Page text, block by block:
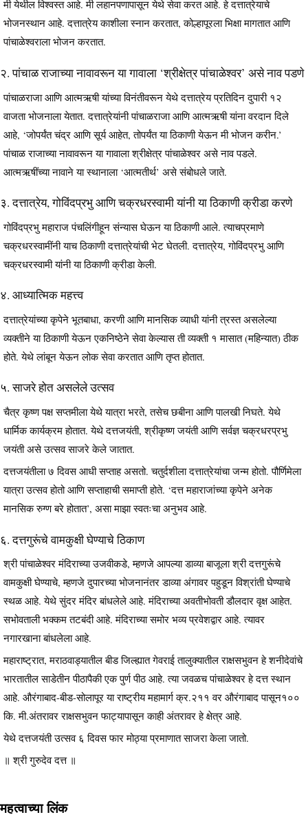
मी येथील विश्‍वस्त आहे. मी लहानपणापासून येथे सेवा करत आहे. हे दत्तात्रेयाचे
भोजनस्थान आहे. दत्तात्रेय काशीला स्नान करतात, कोल्हापूरला भिक्षा मागतात आणि
पांचाळेश्‍वराला भोजन करतात.
२. पांचाळ राजाच्या नावावरून या गावाला ‘श्रीक्षेत्र पांचाळेश्‍वर’ असे नाव पडणे
पांचाळराजा आणि आत्मऋषी यांच्या विनंतीवरून येथे दत्तात्रेय प्रतिदिन दुपारी १२
वाजता भोजनाला येतात. दत्तात्रेयांनी पांचाळराजा आणि आत्मऋषी यांना वरदान दिले
आहे, ‘जोपर्यंत चंद्र आणि सूर्य आहेत, तोपर्यंत या ठिकाणी येऊन मी भोजन करीन.’
पांचाळ राजाच्या नावावरून या गावाला श्रीक्षेत्र पांचाळेश्‍वर असे नाव पडले.
आत्मऋषींच्या नावाने या स्थानाला ‘आत्मतीर्थ’ असे संबोधले जाते.
३. दत्तात्रेय, गोविंदप्रभु आणि चक्रधरस्वामी यांनी या ठिकाणी क्रीडा करणे
गोविंदप्रभु महाराज पंचलिंगीहून संन्यास घेऊन या ठिकाणी आले. त्याचप्रमाणे
चक्रधरस्वामींनी याच ठिकाणी दत्तात्रेयांची भेट घेतली. दत्तात्रेय, गोविंदप्रभु आणि
चक्रधरस्वामी यांनी या ठिकाणी क्रीडा केली.
४. आध्यात्मिक महत्त्व
दत्तात्रेयांच्या कृपेने भूतबाधा, करणी आणि मानसिक व्याधी यांनी त्रस्त असलेल्या
व्यक्तीने या ठिकाणी येऊन एकनिष्ठेने सेवा केल्यास ती व्यक्ती १ मासात (महिन्यात) ठीक
होते. येथे लांबून येऊन लोक सेवा करतात आणि तृप्त होतात.
५. साजरे होत असलेले उत्सव
चैत्र कृष्ण पक्ष सप्तमीला येथे यात्रा भरते, तसेच छबीना आणि पालखी निघते. येथे
धार्मिक कार्यक्रम होतात. येथे दत्तजयंती, श्रीकृष्ण जयंती आणि सर्वज्ञ चक्रधरप्रभु
जयंती असे उत्सव साजरे केले जातात.
दत्तजयंतीला ७ दिवस आधी सप्ताह असतो. चतुर्दशीला दत्तात्रेयांचा जन्म होतो. पौर्णिमेला
यात्रा उत्सव होतो आणि सप्ताहाची समाप्ती होते. ‘दत्त महाराजांच्या कृपेने अनेक
मानसिक रुग्ण बरे होतात’, असा माझा स्वतःचा अनुभव आहे.
६. दत्तगुरूंचे वामकुक्षी घेण्याचे ठिकाण
श्री पांचाळेश्‍वर मंदिराच्या उजवीकडे, म्हणजे आपल्या डाव्या बाजूला श्री दत्तगुरूंचे
वामकुक्षी घेण्याचे, म्हणजे दुपारच्या भोजनानंतर डाव्या अंगावर पहुडून विश्रांती घेण्याचे
स्थळ आहे. येथे सुंदर मंदिर बांधलेले आहे. मंदिराच्या अवतीभोवती डौलदार वृक्ष आहेत.
सभोवताली भक्कम तटबंदी आहे. मंदिराच्या समोर भव्य प्रवेशद्वार आहे. त्यावर
नगारखाना बांधलेला आहे.
महाराष्ट्रात, मराठवाड्यातील बीड जिल्ह्यात गेवराई तालुक्यातील राक्षसभुवन हे शनीदेवांचे
भारतातील साडेतीन पीठापैकी एक पुर्ण पीठ आहे. त्या जवळच पांचाळेश्वर हे दत्त स्थान
आहे. औरंगाबाद-बीड-सोलापूर या राष्ट्रीय महामार्ग क्र.२११ वर औरंगाबाद पासून१००
कि. मी.अंतरावर राक्षसभुवन फाट्यापासून काही अंतरावर हे क्षेत्र आहे.
येथे दत्तजयंती उत्सव ६ दिवस फार मोठ्या प्रमाणात साजरा केला जातो.
॥ श्री गुरुदेव दत्त ॥
महत्वाच्या लिंक